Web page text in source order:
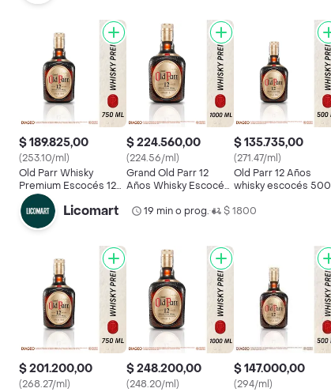
$ 189.825,00
(253.10/ml)
Old Parr Whisky
Premium Escocés 12
Años
$ 224.560,00
(224.56/ml)
Grand Old Parr 12
Años Whisky Escocés
Premium
$ 135.735,00
(271.47/ml)
Old Parr 12 Años
whisky escocés 500
Licomart 19 min o prog.• $ 1800
$ 201.200,00
(268.27/ml)
$ 248.200,00
(248.20/ml)
$ 147.000,00
(294/ml)